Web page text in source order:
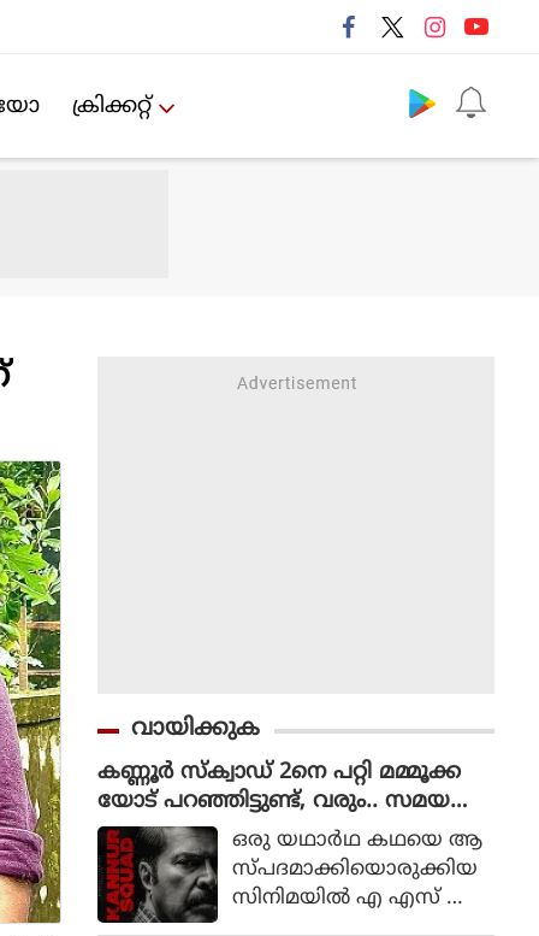
ക്രിക്കറ്റ്‌
വായിക്കുക
കണ്ണൂർ സ്ക്വാഡ് 2നെ പറ്റി മമ്മൂക്ക
യോട് പറഞ്ഞിട്ടുണ്ട്, വരും.. സമയ
മെടുക്കും : റോണി ഡേവിഡ്
ഒരു യഥാര്‍ഥ കഥയെ ആ
സ്പദമാക്കിയൊരുക്കിയ
സിനിമയില്‍ എ എസ് ഐ